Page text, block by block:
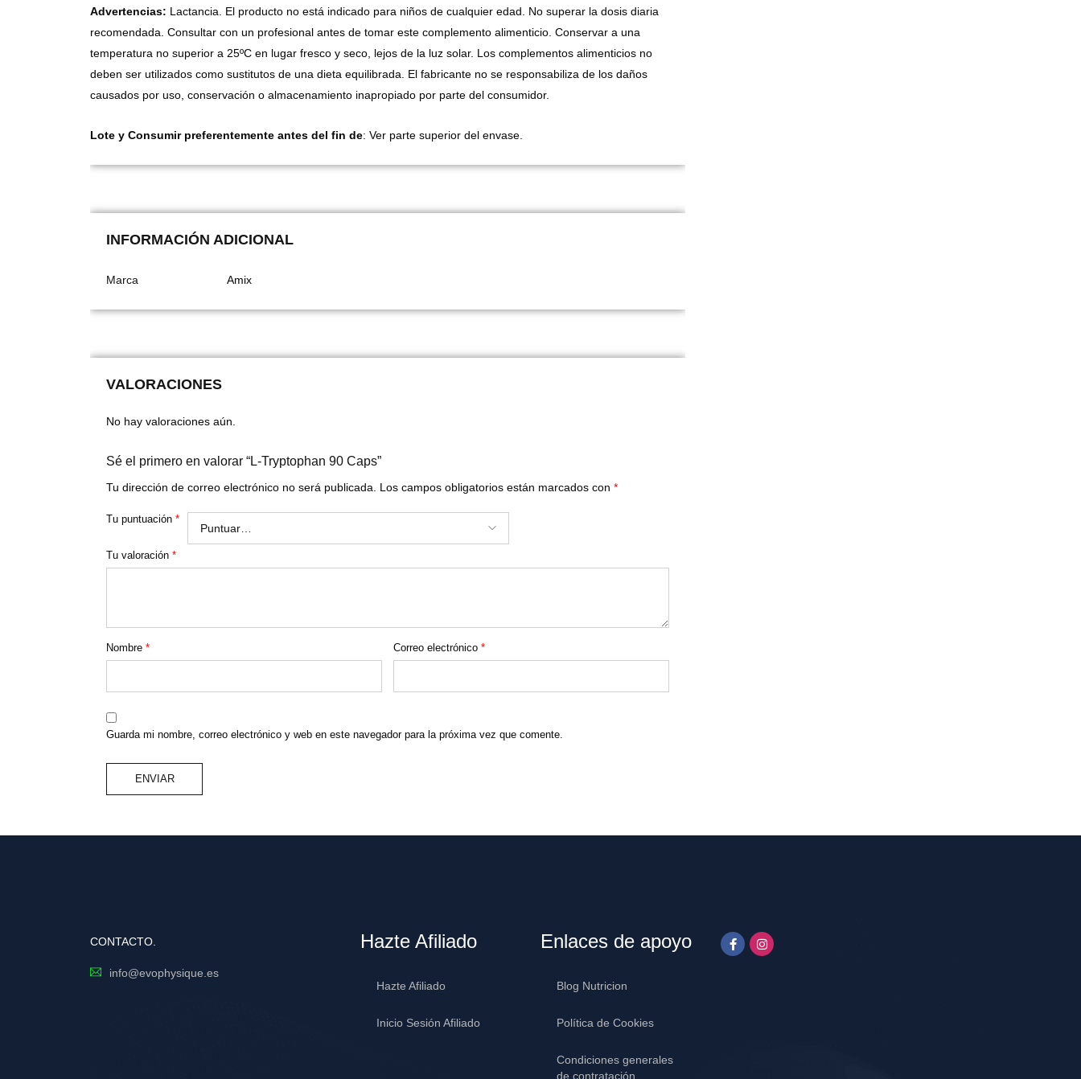
Advertencias: Lactancia. El producto no está indicado para niños de cualquier edad. No superar la dosis diaria
recomendada. Consultar con un profesional antes de tomar este complemento alimenticio. Conservar a una
temperatura no superior a 25ºC en lugar fresco y seco, lejos de la luz solar. Los complementos alimenticios no
deben ser utilizados como sustitutos de una dieta equilibrada. El fabricante no se responsabiliza de los daños
causados por uso, conservación o almacenamiento inapropiado por parte del consumidor.
Lote y Consumir preferentemente antes del fin de: Ver parte superior del envase.
INFORMACIÓN ADICIONAL
Marca Amix
VALORACIONES
No hay valoraciones aún.
Sé el primero en valorar “L-Tryptophan 90 Caps”
Tu dirección de correo electrónico no será publicada. Los campos obligatorios están marcados con *
Tu puntuación *
Tu valoración *
Nombre * Correo electrónico *
Guarda mi nombre, correo electrónico y web en este navegador para la próxima vez que comente.
CONTACTO.
info@evophysique.es
Hazte Afiliado
Hazte Afiliado
Inicio Sesión Afiliado
Enlaces de apoyo
Blog Nutricion
Política de Cookies
Condiciones generales
de contratación